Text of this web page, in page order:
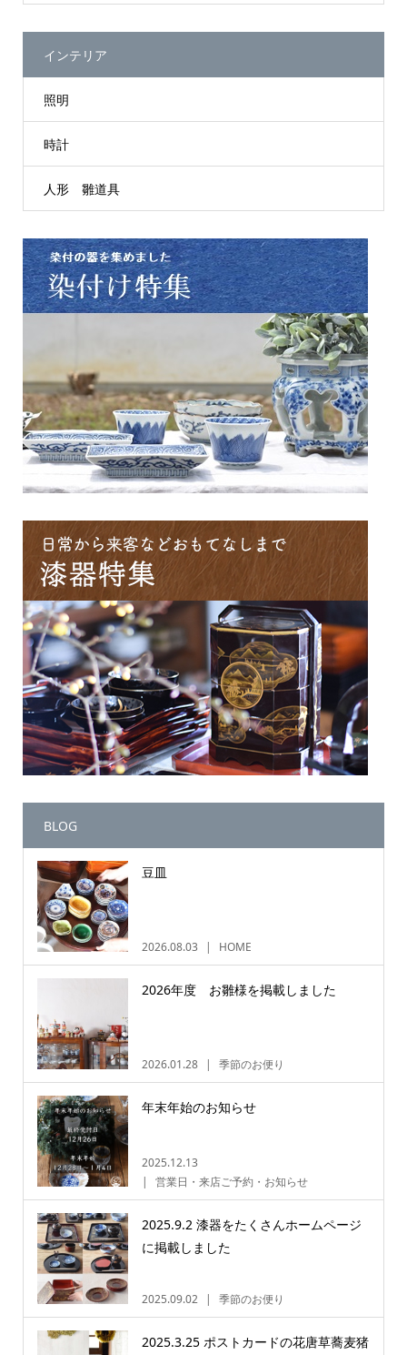
インテリア
照明
時計
人形 雛道具
BLOG
豆皿
2026.08.03 HOME
2026年度 お雛様を掲載しました
2026.01.28 季節のお便り
年末年始のお知らせ
2025.12.13
営業日・来店ご予約・お知らせ
2025.9.2 漆器をたくさんホームページ
に掲載しました
2025.09.02 季節のお便り
2025.3.25 ポストカードの花唐草蕎麦猪